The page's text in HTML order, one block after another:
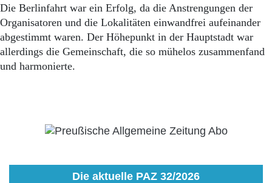
Die Berlinfahrt war ein Erfolg, da die Anstrengungen der
Organisatoren und die Lokalitäten einwandfrei aufeinander
abgestimmt waren. Der Höhepunkt in der Hauptstadt war
allerdings die Gemeinschaft, die so mühelos zusammenfand
und harmonierte.
Die aktuelle PAZ 32/2026